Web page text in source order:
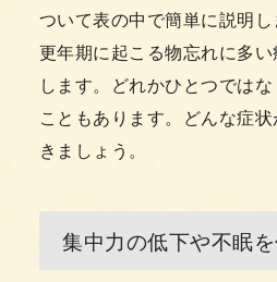
ついて表の中で簡単に説明
更年期に起こる物忘れに多
します。どれかひとつでは
こともあります。どんな症
きましょう。
集中力の低下や不眠を